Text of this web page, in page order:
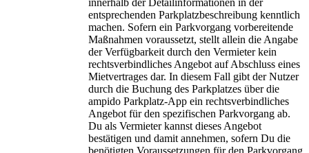
entsprechenden Parkplatzbeschreibung kenntlich
machen. Sofern ein Parkvorgang vorbereitende
Maßnahmen voraussetzt, stellt allein die Angabe
der Verfügbarkeit durch den Vermieter kein
rechtsverbindliches Angebot auf Abschluss eines
Mietvertrages dar. In diesem Fall gibt der Nutzer
durch die Buchung des Parkplatzes über die
ampido Parkplatz-App ein rechtsverbindliches
Angebot für den spezifischen Parkvorgang ab.
Du als Vermieter kannst dieses Angebot
bestätigen und damit annehmen, sofern Du die
benötigten Voraussetzungen für den Parkvorgang